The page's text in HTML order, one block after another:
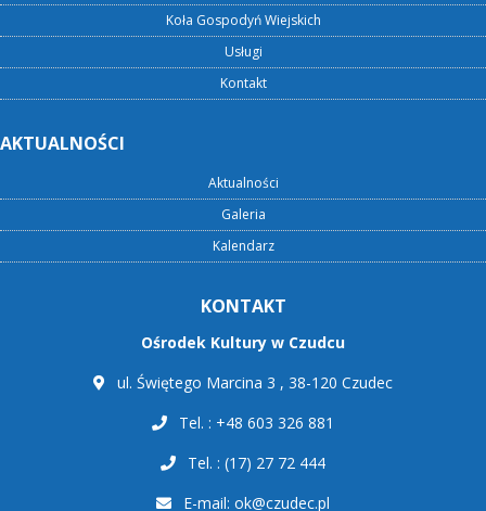
Koła Gospodyń Wiejskich
Usługi
Kontakt
AKTUALNOŚCI
Aktualności
Galeria
Kalendarz
KONTAKT
Ośrodek Kultury w Czudcu
ul. Świętego Marcina 3 , 38-120 Czudec
Tel. : +48 603 326 881
Tel. : (17) 27 72 444
E-mail: ok@czudec.pl